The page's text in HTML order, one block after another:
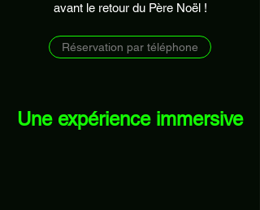
avant le retour du Père Noël !
Réservation par téléphone
Une expérience immersive